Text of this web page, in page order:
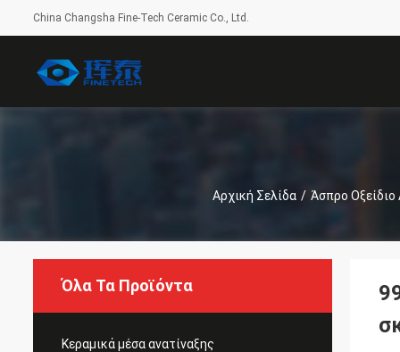
China Changsha Fine-Tech Ceramic Co., Ltd.
Αρχική Σελίδα / Άσπρο Οξείδιο
Όλα Τα Προϊόντα
Κεραμικά μέσα ανατίναξης